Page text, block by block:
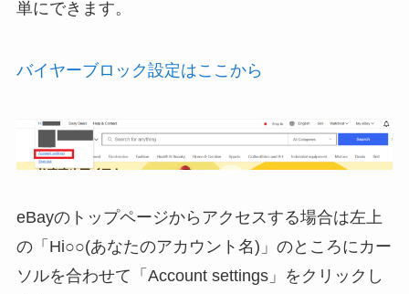
単にできます。
バイヤーブロック設定はここから
eBayのトップページからアクセスする場合は左上
の「Hi○○(あなたのアカウント名)」のところにカー
ソルを合わせて「Account settings」をクリックし